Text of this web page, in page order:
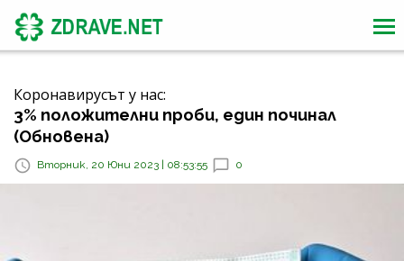
Коронавирусът у нас:
3% положителни проби, един починал
(Обновена)
Вторник, 20 Юни 2023 | 08:53:55 0